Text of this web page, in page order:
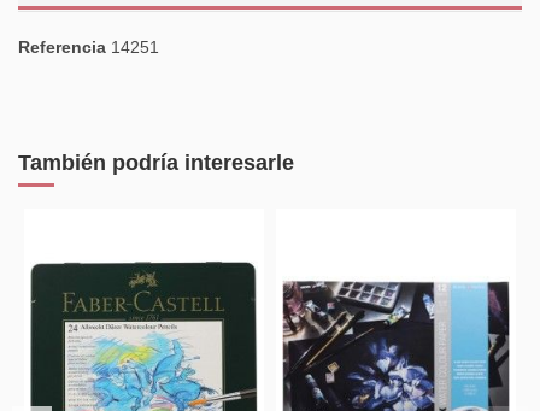
Referencia 14251
También podría interesarle